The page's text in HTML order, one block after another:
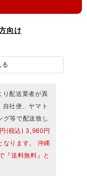
向け
る
り配送業者が異
社便、ヤマト
グ等で配送致し
(税込) 3,980円
なります。 沖縄
『送料無料』と